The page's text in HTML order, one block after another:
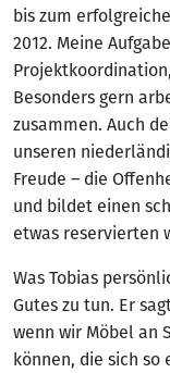
bis zum
2012. Meine
Besonders gern
zusammen. Auch
unseren
Freude – die
und bildet einen
etwas reservierten
Was Tobias
Gutes zu tun. Er
wenn wir Möbel an
können, die sich so